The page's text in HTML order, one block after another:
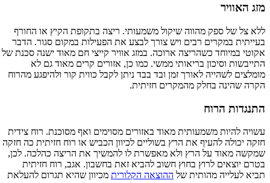
מזג האוויר
ללא צל של ספק מהווה שיקול משמעותי. ריצה בתקופת הקיץ או החורף
בעייתית במקרים רבים ויש צורך לבצע את הפעילות במקום סגור. הדבר
אקוטי במיוחד כשהריצה ארוכה. במזג אוויר קייצי חם מאוד ישנה סכנת של
התייבשות וסיכון בריאותי ממשי. כמו כן, אזורים קרים מאוד גם לא
מומלצים לשהייה לאורך זמן ובד בבד ניתן לקבל כווית קור ולהיפגע מהרוח
הקרה שהינה בחלק מהמקרים חזיתית.
התנגדות הרוח
עשויה להיות משמעותית מאוד באזורים מסוימים ואף מסוכנת. רוח צידית
חזקה יכולה להעיף את הרץ בשוליים לכיוון הכביש או רוח חזיתית כה חזקה
שמקשה מאוד על הרץ ולא מאפשרת לו להמשיך את הריצה כהלכה. לכן,
בטרם יוצאים לרוץ בחוץ חשוב להביא זאת בחשבון. אגב, רוח חזיתית
תביא לעלייה מהותית של ההוצאה הקלורית מכיוון שהיא תגרום להעלאת